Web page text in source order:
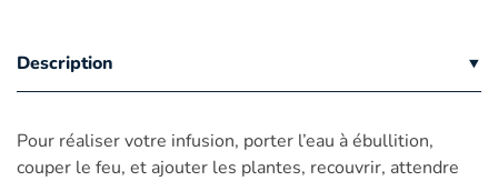
Description
Pour réaliser votre infusion, porter l’eau à ébullition,
couper le feu, et ajouter les plantes, recouvrir, attendre